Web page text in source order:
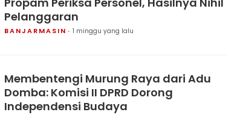
Pelanggaran
BANJARMASIN 1 minggu yang lalu
Membentengi Murung Raya dari Adu
Domba: Komisi II DPRD Dorong
Independensi Budaya